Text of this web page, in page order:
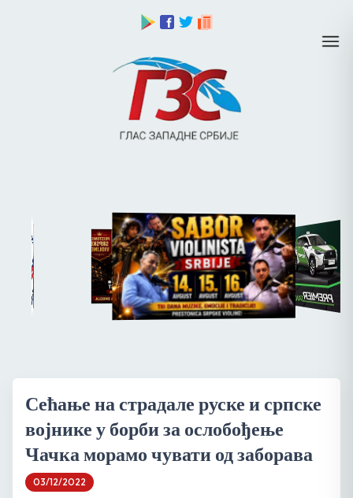
Сећање на страдале руске и српске
војнике у борби за ослобођење
Чачка морамо чувати од заборава
03/12/2022